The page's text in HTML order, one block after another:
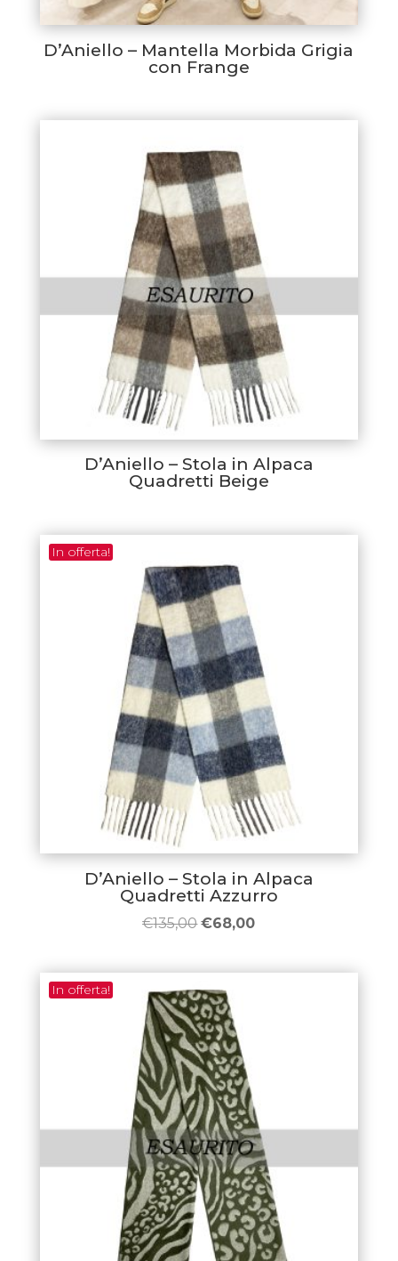
D’Aniello – Mantella Morbida Grigia
con Frange
D’Aniello – Stola in Alpaca
Quadretti Beige
In offerta!
D’Aniello – Stola in Alpaca
Quadretti Azzurro
€135,00Il
originale
era:
€135,00.
€68,00Il
attuale
In offerta!